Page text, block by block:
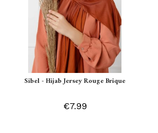
Sibel - Hijab Jersey Rouge Brique
€7.99